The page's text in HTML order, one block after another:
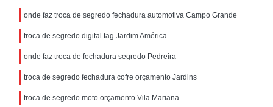
onde faz troca de segredo fechadura automotiva Campo Grande
troca de segredo digital tag Jardim América
onde faz troca de fechadura segredo Pedreira
troca de segredo fechadura cofre orçamento Jardins
troca de segredo moto orçamento Vila Mariana